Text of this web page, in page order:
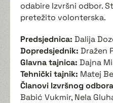
odabire Izvršni odbor.
pretežito volonterska.
Predsjednica: Dalija
Dopredsjednik: Dražen
Glavna tajnica: Dajna
Tehnički tajnik: Matej
Članovi Izvršnog
Babić Vukmir, Nela